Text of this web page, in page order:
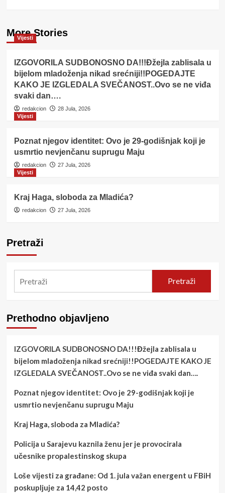
More Stories
Vijesti
IZGOVORILA SUDBONOSNO DA!!!Đžejla zablisala u
bijelom mladoženja nikad srećniji!!POGEDAJTE
KAKO JE IZGLEDALA SVEČANOST..Ovo se ne viđa
svaki dan….
redakcion
28 Jula, 2026
Vijesti
Poznat njegov identitet: Ovo je 29-godišnjak koji je
usmrtio nevjenčanu suprugu Maju
redakcion
27 Jula, 2026
Vijesti
Kraj Haga, sloboda za Mladića?
redakcion 27 Jula, 2026
Pretraži
Pretraži
Prethodno objavljeno
IZGOVORILA SUDBONOSNO DA!!!Đžejla zablisala u
bijelom mladoženja nikad srećniji!!POGEDAJTE KAKO JE
IZGLEDALA SVEČANOST..Ovo se ne viđa svaki dan….
Poznat njegov identitet: Ovo je 29-godišnjak koji je
usmrtio nevjenčanu suprugu Maju
Kraj Haga, sloboda za Mladića?
Policija u Sarajevu kaznila ženu jer je provocirala
učesnike propalestinskog skupa
Loše vijesti za građane: Od 1. jula važan energent u FBiH
poskupljuje za 14,42 posto